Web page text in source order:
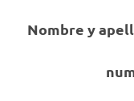
Nombre y